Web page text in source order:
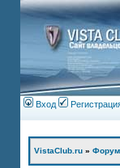
Вход
VistaClub.ru » Форум